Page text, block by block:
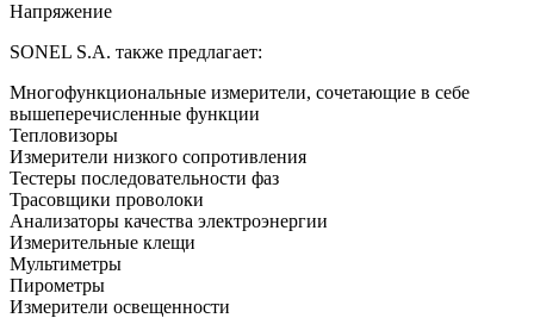
Напряжение
SONEL S.A. также предлагает:
Многофункциональные измерители, сочетающие в себе
вышеперечисленные функции
Тепловизоры
Измерители низкого сопротивления
Тестеры последовательности фаз
Трасовщики проволоки
Анализаторы качества электроэнергии
Измерительные клещи
Мультиметры
Пирометры
Измерители освещенности